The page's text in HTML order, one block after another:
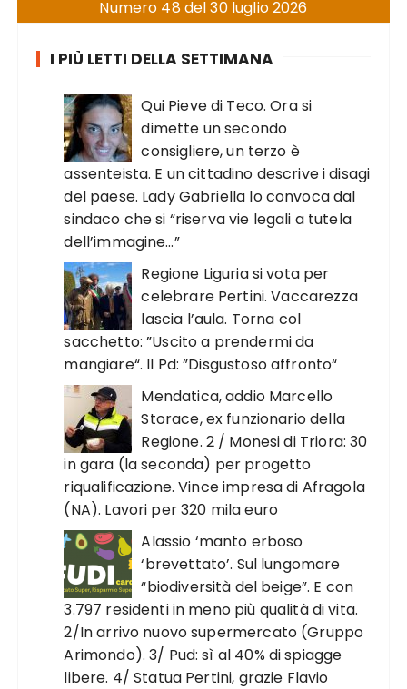
Numero 48 del 30 luglio 2026
I PIÙ LETTI DELLA SETTIMANA
Qui Pieve di Teco. Ora si
dimette un secondo
consigliere, un terzo è
assenteista. E un cittadino descrive i disagi
del paese. Lady Gabriella lo convoca dal
sindaco che si “riserva vie legali a tutela
dell’immagine…”
Regione Liguria si vota per
celebrare Pertini. Vaccarezza
lascia l’aula. Torna col
sacchetto: ”Uscito a prendermi da
mangiare“. Il Pd: ”Disgustoso affronto“
Mendatica, addio Marcello
Storace, ex funzionario della
Regione. 2 / Monesi di Triora: 30
in gara (la seconda) per progetto
riqualificazione. Vince impresa di Afragola
(NA). Lavori per 320 mila euro
Alassio ‘manto erboso
‘brevettato’. Sul lungomare
“biodiversità del beige”. E con
3.797 residenti in meno più qualità di vita.
2/In arrivo nuovo supermercato (Gruppo
Arimondo). 3/ Pud: sì al 40% di spiagge
libere. 4/ Statua Pertini, grazie Flavio